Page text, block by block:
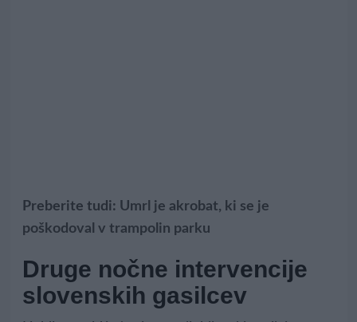
Preberite tudi: Umrl je akrobat, ki se je
poškodoval v trampolin parku
Druge nočne intervencije
slovenskih gasilcev